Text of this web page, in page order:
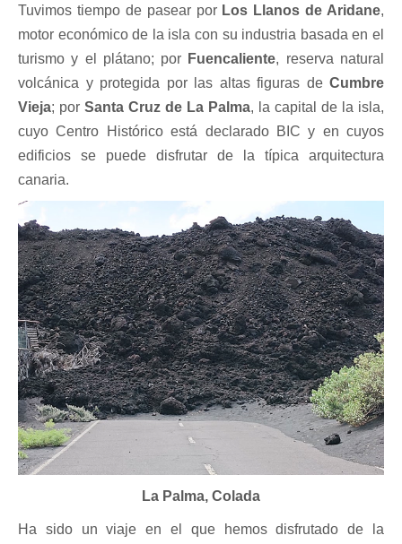
Tuvimos tiempo de pasear por Los Llanos de Aridane,
motor económico de la isla con su industria basada en el
turismo y el plátano; por Fuencaliente, reserva natural
volcánica y protegida por las altas figuras de Cumbre
Vieja; por Santa Cruz de La Palma, la capital de la isla,
cuyo Centro Histórico está declarado BIC y en cuyos
edificios se puede disfrutar de la típica arquitectura
canaria.
La Palma, Colada
Ha sido un viaje en el que hemos disfrutado de la